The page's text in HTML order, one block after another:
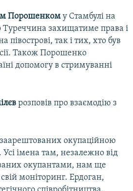
Порошенком у Стамбулі на
Туреччина захищатиме права і
так і тих, хто був
Також Порошенко
допомогу в стримуванні
розповів про взаємодію з
окупаційною
імена там, незалежно від
окупантами, нам ще
моніторинг. Ердоган,